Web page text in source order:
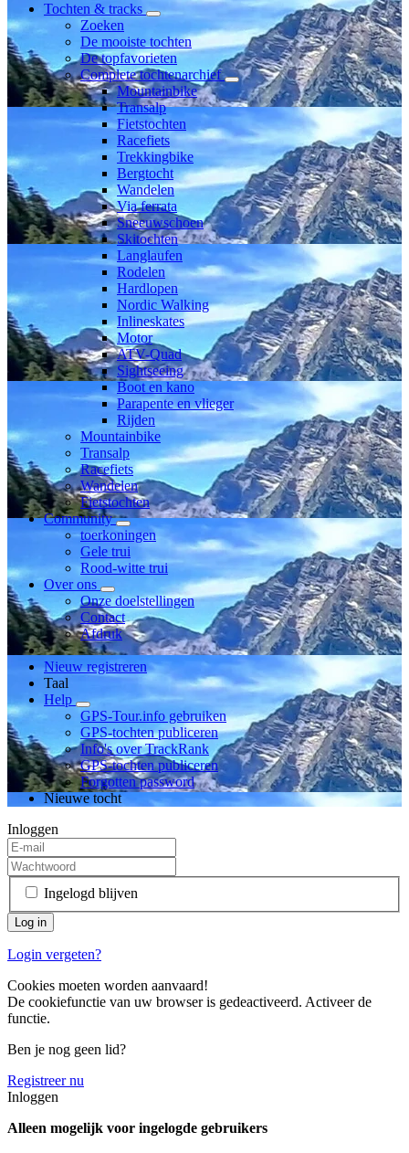
Tochten & tracks
Zoeken
De mooiste tochten
De topfavorieten
Complete tochtenarchief
Mountainbike
Transalp
Fietstochten
Racefiets
Trekkingbike
Bergtocht
Wandelen
Via ferrata
Sneeuwschoen
Skitochten
Langlaufen
Rodelen
Hardlopen
Nordic Walking
Inlineskates
Motor
ATV-Quad
Sightseeing
Boot en kano
Parapente en vlieger
Rijden
Mountainbike
Transalp
Racefiets
Wandelen
Fietstochten
Community
toerkoningen
Gele trui
Rood-witte trui
Over ons
Onze doelstellingen
Contact
Afdruk
Nieuw registreren
Taal
Help
GPS-Tour.info gebruiken
GPS-tochten publiceren
Info's over TrackRank
GPS-tochten publiceren
Forgotten password
Nieuwe tocht
Inloggen
Ingelogd blijven
Login vergeten?
Cookies moeten worden aanvaard!
De cookiefunctie van uw browser is gedeactiveerd. Activeer de
functie.
Ben je nog geen lid?
Registreer nu
Inloggen
Alleen mogelijk voor ingelogde gebruikers